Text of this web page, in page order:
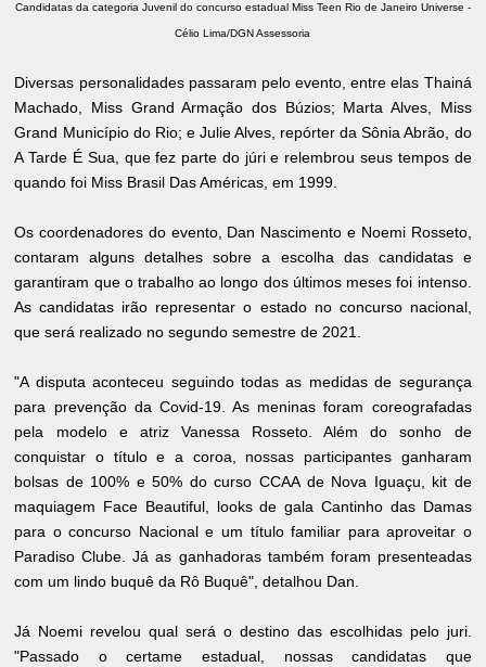
Candidatas da categoria Juvenil do concurso estadual Miss Teen Rio de Janeiro Universe -
Célio Lima/DGN Assessoria
Diversas personalidades passaram pelo evento, entre elas Thainá
Machado, Miss Grand Armação dos Búzios; Marta Alves, Miss
Grand Município do Rio; e Julie Alves, repórter da Sônia Abrão, do
A Tarde É Sua, que fez parte do júri e relembrou seus tempos de
quando foi Miss Brasil Das Américas, em 1999.
Os coordenadores do evento, Dan Nascimento e Noemi Rosseto,
contaram alguns detalhes sobre a escolha das candidatas e
garantiram que o trabalho ao longo dos últimos meses foi intenso.
As candidatas irão representar o estado no concurso nacional,
que será realizado no segundo semestre de 2021.
"A disputa aconteceu seguindo todas as medidas de segurança
para prevenção da Covid-19. As meninas foram coreografadas
pela modelo e atriz Vanessa Rosseto. Além do sonho de
conquistar o título e a coroa, nossas participantes ganharam
bolsas de 100% e 50% do curso CCAA de Nova Iguaçu, kit de
maquiagem Face Beautiful, looks de gala Cantinho das Damas
para o concurso Nacional e um título familiar para aproveitar o
Paradiso Clube. Já as ganhadoras também foram presenteadas
com um lindo buquê da Rô Buquê", detalhou Dan.
Já Noemi revelou qual será o destino das escolhidas pelo juri.
"Passado o certame estadual, nossas candidatas que